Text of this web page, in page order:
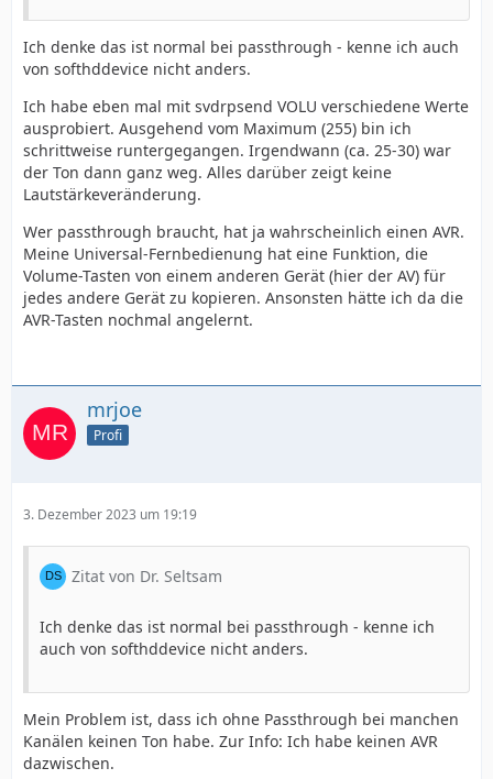
Ich denke das ist normal bei passthrough - kenne ich auch
von softhddevice nicht anders.
Ich habe eben mal mit svdrpsend VOLU verschiedene Werte
ausprobiert. Ausgehend vom Maximum (255) bin ich
schrittweise runtergegangen. Irgendwann (ca. 25-30) war
der Ton dann ganz weg. Alles darüber zeigt keine
Lautstärkeveränderung.
Wer passthrough braucht, hat ja wahrscheinlich einen AVR.
Meine Universal-Fernbedienung hat eine Funktion, die
Volume-Tasten von einem anderen Gerät (hier der AV) für
jedes andere Gerät zu kopieren. Ansonsten hätte ich da die
AVR-Tasten nochmal angelernt.
mrjoe
Profi
3. Dezember 2023 um 19:19
Zitat von Dr. Seltsam
Ich denke das ist normal bei passthrough - kenne ich
auch von softhddevice nicht anders.
Mein Problem ist, dass ich ohne Passthrough bei manchen
Kanälen keinen Ton habe. Zur Info: Ich habe keinen AVR
dazwischen.